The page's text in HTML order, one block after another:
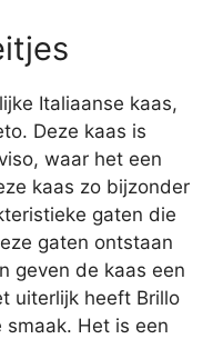
Italiaanse kaas,
Deze kaas is
waar het een
kaas zo bijzonder
gaten die
gaten ontstaan
geven de kaas een
uiterlijk heeft Brillo
smaak. Het is een